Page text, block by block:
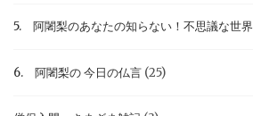
5. 阿闍梨のあなたの知らない！不思議な世界
6. 阿闍梨の 今日の仏言 (25)